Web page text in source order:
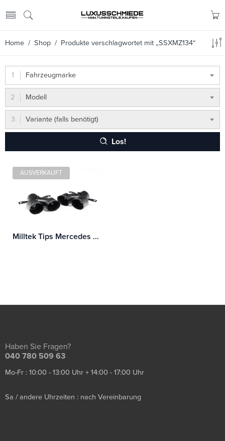
Home / Shop / Produkte verschlagwortet mit „SSXMZ134“
Fahrzeugmarke
Modell
Variante (falls benötigt)
Los!
AUSVERKAUFT
Milltek Tips Mercedes A-Class A35 AMG 2.0 Turbo (W177 Hatch Only OPF/GPF Modelle)
Haben Sie Fragen?
040 780 509 63
Mo-Fr : 10:00 - 13:00 Uhr + 14:00 - 17:00 Uhr
Sa / andere Uhrzeiten : nach Vereinbarung